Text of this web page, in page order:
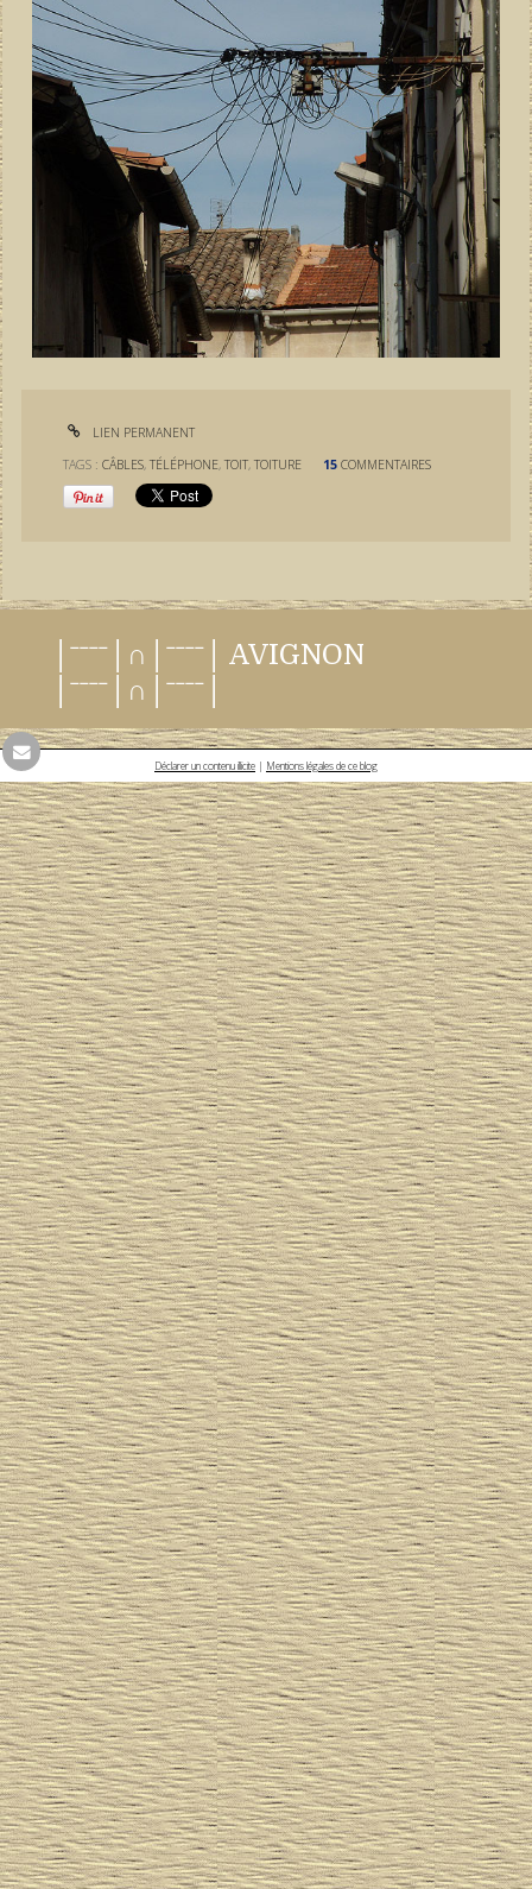
LIEN PERMANENT
TAGS :CÂBLES,TÉLÉPHONE,TOIT,TOITURE 15 COMMENTAIRES
│ˉˉˉˉ│∩│ˉˉˉˉ│ AVIGNON
│ˉˉˉˉ│∩│ˉˉˉˉ│
Déclarer un contenu illicite | Mentions légales de ce blog